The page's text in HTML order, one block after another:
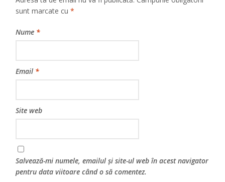
sunt marcate cu*
Nume *
Email *
Site web
Salvează-mi numele, emailul și site-ul web în acest navigator
pentru data viitoare când o să comentez.